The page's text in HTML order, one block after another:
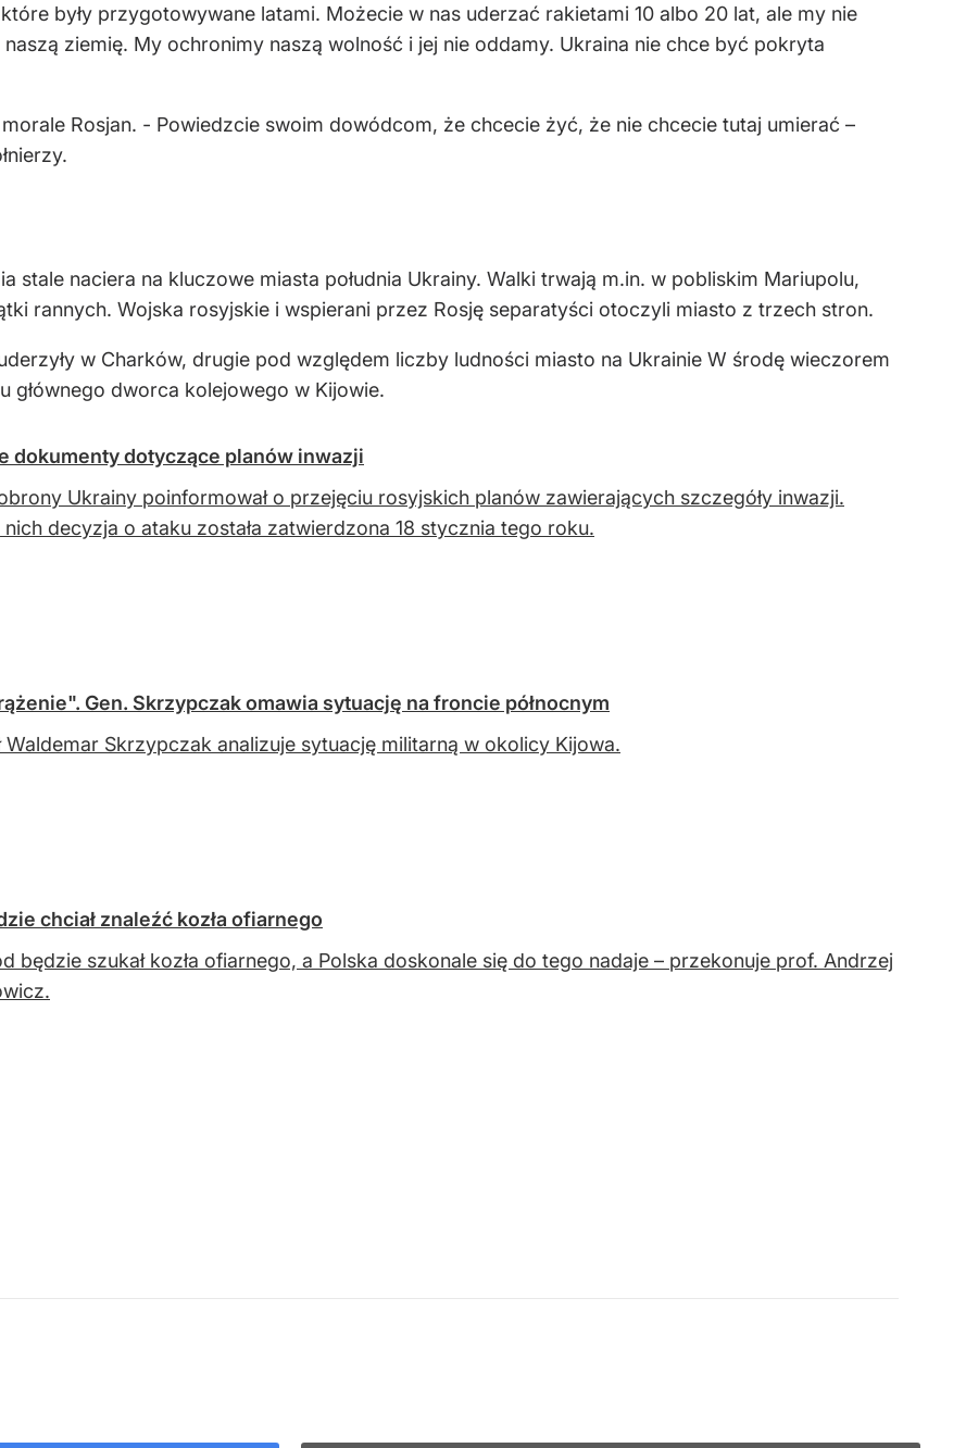
były przygotowywane latami. Możecie w nas uderzać rakietami 10 albo 20 lat, ale my nie
ziemię. My ochronimy naszą wolność i jej nie oddamy. Ukraina nie chce być pokryta
morale Rosjan. - Powiedzcie swoim dowódcom, że chcecie żyć, że nie chcecie tutaj umierać –
stale naciera na kluczowe miasta południa Ukrainy. Walki trwają m.in. w pobliskim Mariupolu,
rannych. Wojska rosyjskie i wspierani przez Rosję separatyści otoczyli miasto z trzech stron.
w Charków, drugie pod względem liczby ludności miasto na Ukrainie W środę wieczorem
głównego dworca kolejowego w Kijowie.
dokumenty dotyczące planów inwazji
Ukrainy poinformował o przejęciu rosyjskich planów zawierających szczegóły inwazji.
nich decyzja o ataku została zatwierdzona 18 stycznia tego roku.
Gen. Skrzypczak omawia sytuację na froncie północnym
Waldemar Skrzypczak analizuje sytuację militarną w okolicy Kijowa.
chciał znaleźć kozła ofiarnego
będzie szukał kozła ofiarnego, a Polska doskonale się do tego nadaje – przekonuje prof. Andrzej